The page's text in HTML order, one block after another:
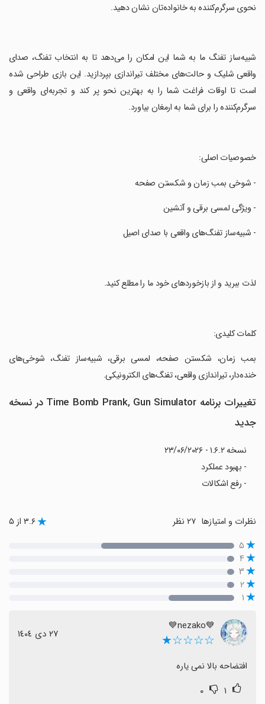
نحوی سرگرم‌کننده به خانواده‌تان نشان دهید.
‏شبیه‌ساز تفنگ ما به شما این امکان را می‌دهد تا به انتخاب تفنگ، صدای
واقعی شلیک و حالت‌های مختلف تیراندازی بپردازید. این بازی طراحی شده
است تا اوقات فراغت شما را به بهترین نحو پر کند و تجربه‌ای واقعی و
سرگرم‌کننده را برای شما به ارمغان بیاورد.
‏خصوصیات اصلی:
‏- شوخی بمب زمان و شکستن صفحه
‏- ویژگی لمسی برقی و آتشین
‏- شبیه‌ساز تفنگ‌های واقعی با صدای اصیل
‏لذت ببرید و از بازخوردهای خود ما را مطلع کنید.
‏کلمات کلیدی:
‏بمب زمان، شکستن صفحه، لمسی برقی، شبیه‌ساز تفنگ، شوخی‌های
خنده‌دار، تیراندازی واقعی، تفنگ‌های الکترونیکی.
تغییرات برنامه Time Bomb Prank, Gun Simulator در نسخه
جدید
نسخه ۱.۶.۲ - ۲۳/۰۶/۲۰۲۶
- بهبود عملکرد
- رفع اشکالات
نظرات و امتیازها ۳.۶ از ۵
۵
۴
۳
۲
۱
💙nezako💙
☆☆☆☆★ ٢٧ دی ١٤٠٤
افتضاحه بالا نمی یاره
۱ ۰